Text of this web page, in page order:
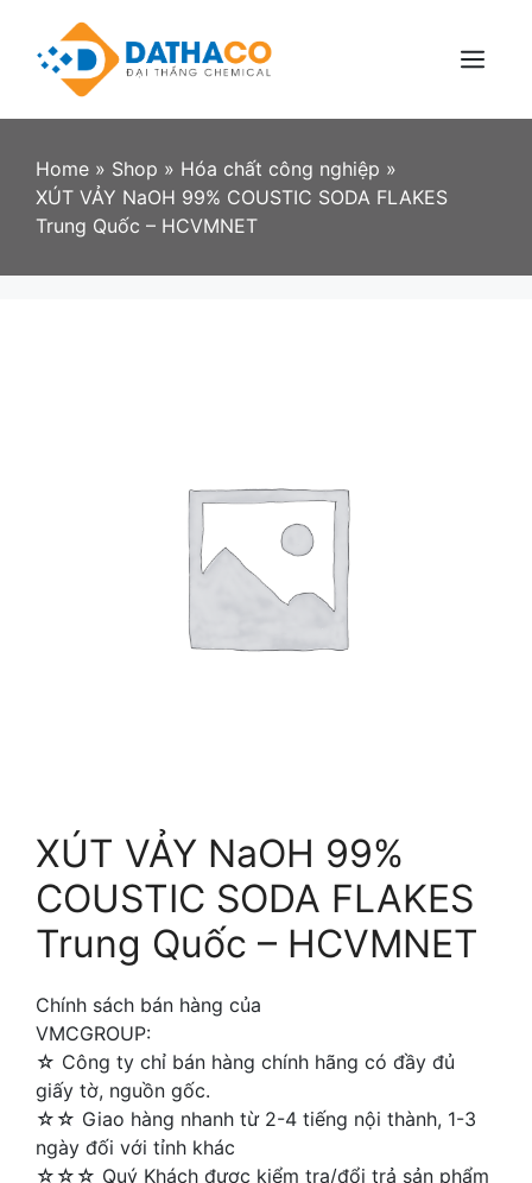
content
Menu
Home » Shop » Hóa chất công nghiệp »
XÚT VẢY NaOH 99% COUSTIC SODA FLAKES
Trung Quốc – HCVMNET
XÚT VẢY NaOH 99%
COUSTIC SODA FLAKES
Trung Quốc – HCVMNET
Chính sách bán hàng của
VMCGROUP:
☆ Công ty chỉ bán hàng chính hãng có đầy đủ
giấy tờ, nguồn gốc.
☆☆ Giao hàng nhanh từ 2-4 tiếng nội thành, 1-3
ngày đối với tỉnh khác
☆☆☆ Quý Khách được kiểm tra/đổi trả sản phẩm